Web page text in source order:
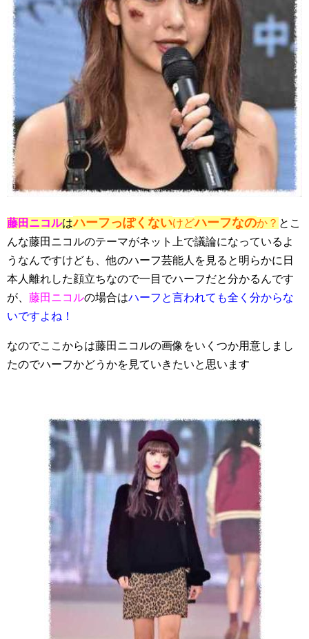
藤田ニコルはハーフっぽくないけどハーフなのか？ とこ
んな藤田ニコルのテーマがネット上で議論になっているよ
うなんですけども、他のハーフ芸能人を見ると明らかに日
本人離れした顔立ちなので一目でハーフだと分かるんです
が、 藤田ニコルの場合はハーフと言われても全く分からな
いですよね！
なのでここからは藤田ニコルの画像をいくつか用意しまし
たのでハーフかどうかを見ていきたいと思います